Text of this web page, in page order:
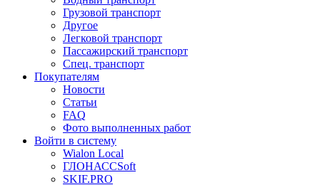
Грузовой транспорт
Другое
Легковой транспорт
Пассажирский транспорт
Спец. транспорт
Покупателям
Новости
Статьи
FAQ
Фото выполненных работ
Войти в систему
Wialon Local
ГЛОНАССSoft
SKIF.PRO